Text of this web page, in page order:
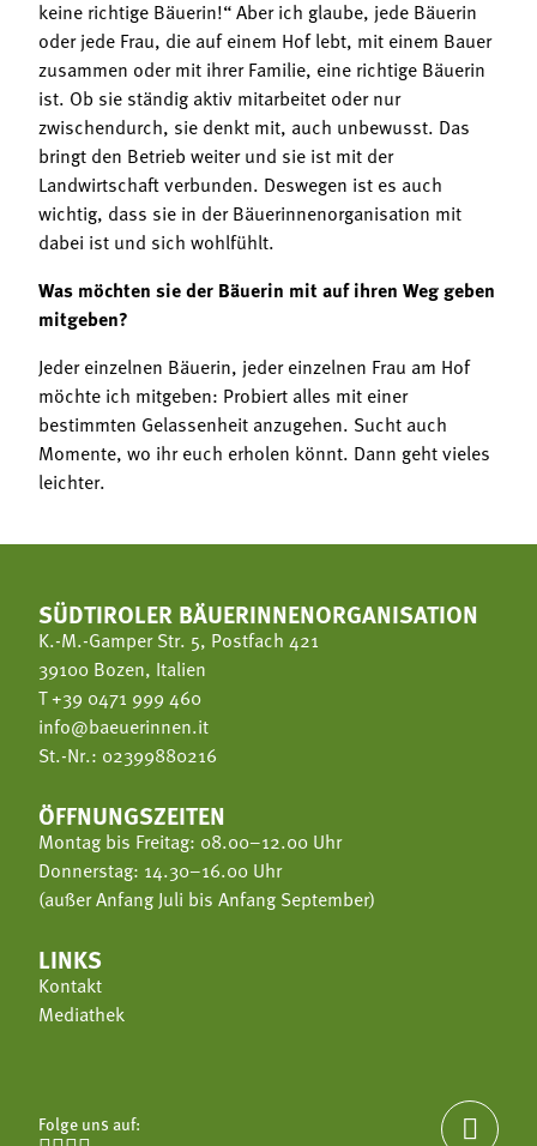
keine richtige Bäuerin!“ Aber ich glaube, jede Bäuerin
oder jede Frau, die auf einem Hof lebt, mit einem Bauer
zusammen oder mit ihrer Familie, eine richtige Bäuerin
ist. Ob sie ständig aktiv mitarbeitet oder nur
zwischendurch, sie denkt mit, auch unbewusst. Das
bringt den Betrieb weiter und sie ist mit der
Landwirtschaft verbunden. Deswegen ist es auch
wichtig, dass sie in der Bäuerinnenorganisation mit
dabei ist und sich wohlfühlt.
Was möchten sie der Bäuerin mit auf ihren Weg geben
mitgeben?
Jeder einzelnen Bäuerin, jeder einzelnen Frau am Hof
möchte ich mitgeben: Probiert alles mit einer
bestimmten Gelassenheit anzugehen. Sucht auch
Momente, wo ihr euch erholen könnt. Dann geht vieles
leichter.
SÜDTIROLER BÄUERINNENORGANISATION
K.-M.-Gamper Str. 5, Postfach 421
39100 Bozen, Italien
T+39 0471 999 460
info@baeuerinnen.it
St.-Nr.: 02399880216
ÖFFNUNGSZEITEN
Montag bis Freitag: 08.00–12.00 Uhr
Donnerstag: 14.30–16.00 Uhr
(außer Anfang Juli bis Anfang September)
LINKS
Kontakt
Mediathek
Folge uns auf:
